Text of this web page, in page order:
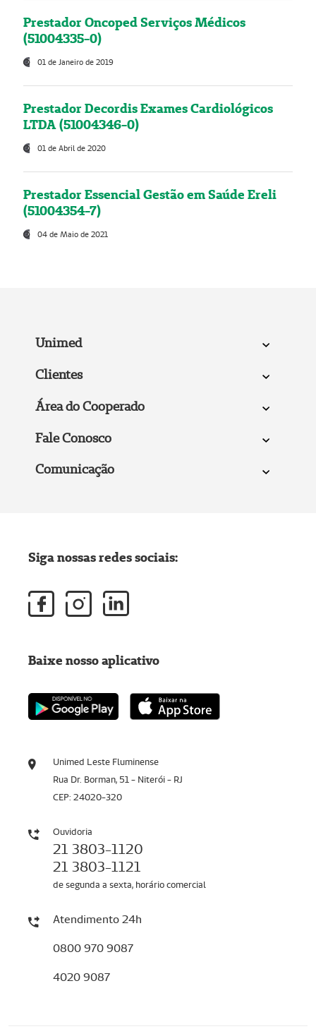
Prestador Oncoped Serviços Médicos
(51004335-0)
01 de Janeiro de 2019
Prestador Decordis Exames Cardiológicos
LTDA (51004346-0)
01 de Abril de 2020
Prestador Essencial Gestão em Saúde Ereli
(51004354-7)
04 de Maio de 2021
Unimed
Clientes
Área do Cooperado
Fale Conosco
Comunicação
Unimed Leste Fluminense
Rua Dr. Borman, 51 - Niterói - RJ
CEP: 24020-320
Ouvidoria
21 3803-1120
21 3803-1121
de segunda a sexta, horário comercial
Atendimento 24h
0800 970 9087
4020 9087
Siga nossas redes sociais:
Baixe nosso aplicativo